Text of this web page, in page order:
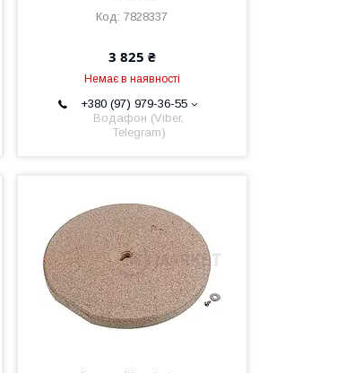
7828337
3 825 ₴
Немає в наявності
+380 (97) 979-36-55
Водафон (Viber,
Telegram)